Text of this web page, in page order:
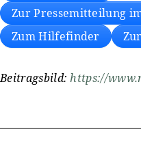
Zur Pressemitteilung
Zum Hilfefinder
Beitragsbild:https://